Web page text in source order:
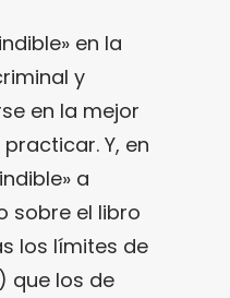
en la
y
en la mejor
Y, en
a
sobre el libro
los límites de
que los de